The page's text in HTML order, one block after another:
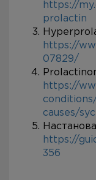
https://
prolactin
https://
07829/
https://
causes/
https://
356